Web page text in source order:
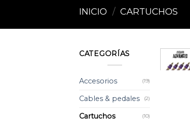
INICIO / CARTUCHOS
CATEGORÍAS
Accesorios (19)
Cables & pedales (2)
Cartuchos (10)